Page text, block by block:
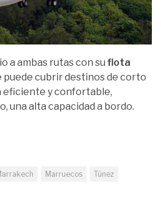
a ambas rutas con su flota
puede cubrir destinos de corto
eficiente y confortable,
una alta capacidad a bordo.
Marruecos Túnez